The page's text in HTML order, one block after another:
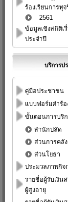
ร้องเรียนการทุจ
2561
ข้อมูลเชิงสถิติเ
ประจำปี
บริการป
คู่มือประชาชน
แบบฟอร์มคำร้อ
ขั้นตอนการบริ
สำนักปลัด
ส่วนการคลัง
ส่วนโยธา
ประมวลภาพกิจ
รายชื่อผู้รับเงิน
ผู้สูงอายุ